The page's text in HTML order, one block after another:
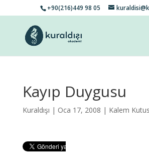
+90(216)449 98 05
Kayıp Duygusu
Kuraldışı | Oca 17, 2008 | Kalem